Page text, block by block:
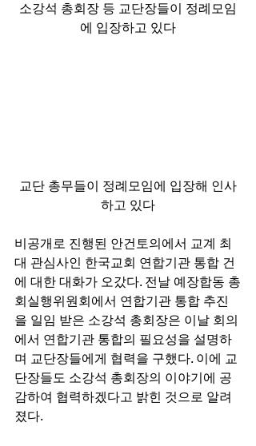
소강석 총회장 등 교단장들이 정례모임
에 입장하고 있다
교단 총무들이 정례모임에 입장해 인사
하고 있다
비공개로 진행된 안건토의에서 교계 최
대 관심사인 한국교회 연합기관 통합 건
에 대한 대화가 오갔다. 전날 예장합동 총
회실행위원회에서 연합기관 통합 추진
을 일임 받은 소강석 총회장은 이날 회의
에서 연합기관 통합의 필요성을 설명하
며 교단장들에게 협력을 구했다. 이에 교
단장들도 소강석 총회장의 이야기에 공
감하여 협력하겠다고 밝힌 것으로 알려
졌다.